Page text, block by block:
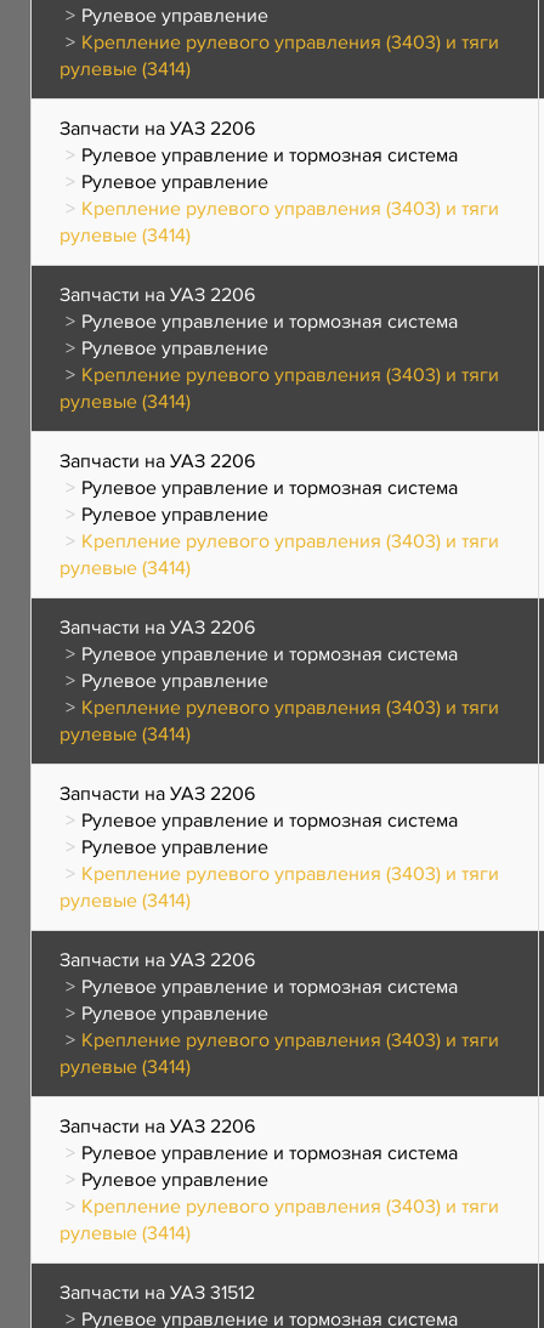
Рулевое управление
Крепление рулевого управления (3403) и тяги
рулевые (3414)
Запчасти на УАЗ 2206
Рулевое управление и тормозная система
Рулевое управление
Крепление рулевого управления (3403) и тяги
рулевые (3414)
Запчасти на УАЗ 2206
Рулевое управление и тормозная система
Рулевое управление
Крепление рулевого управления (3403) и тяги
рулевые (3414)
Запчасти на УАЗ 2206
Рулевое управление и тормозная система
Рулевое управление
Крепление рулевого управления (3403) и тяги
рулевые (3414)
Запчасти на УАЗ 2206
Рулевое управление и тормозная система
Рулевое управление
Крепление рулевого управления (3403) и тяги
рулевые (3414)
Запчасти на УАЗ 2206
Рулевое управление и тормозная система
Рулевое управление
Крепление рулевого управления (3403) и тяги
рулевые (3414)
Запчасти на УАЗ 2206
Рулевое управление и тормозная система
Рулевое управление
Крепление рулевого управления (3403) и тяги
рулевые (3414)
Запчасти на УАЗ 2206
Рулевое управление и тормозная система
Рулевое управление
Крепление рулевого управления (3403) и тяги
рулевые (3414)
Запчасти на УАЗ 31512
Рулевое управление и тормозная система